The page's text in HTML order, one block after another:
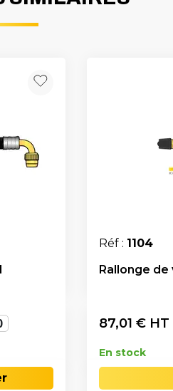
Réf : 1104
Rallonge de
87,01 € HT
En stock